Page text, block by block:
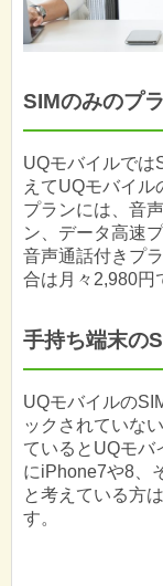
SIMのみのプ
UQモバイルでは
えてUQモバイ
プランには、音
ン、データ高速
音声通話付きプ
合は月々2,980円
手持ち端末の
UQモバイルの
ックされていな
ているとUQモバ
にiPhone7や8、
と考えている方
す。